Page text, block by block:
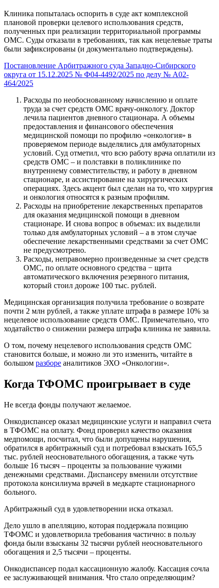
Клиника попыталась оспорить в суде акт комплексной
плановой проверки целевого использования средств,
полученных при реализации территориальной программы
ОМС. Суды отказали в требованиях, так как нецелевые траты
были зафиксированы (и документально подтверждены).
Постановление Арбитражного суда Западно-Сибирского
округа от 15.12.2025 № Ф04-4492/2025 по делу № А02-
464/2025
Расходы по необоснованному начислению и оплате
труда за счет средств ОМС врачу-онкологу. Доктор
лечила пациентов дневного стационара. А объемы
предоставления и финансового обеспечения
медицинской помощи по профилю «онкология» в
проверяемом периоде выделялись для амбулаторных
условий. Суд отметил, что всю работу врача оплатили из
средств ОМС – и полставки в поликлинике по
внутреннему совместительству, и работу в дневном
стационаре, и ассистирование на хирургических
операциях. Здесь акцент был сделан на то, что хирургия
и онкология относятся к разным профилям.
Расходы на приобретение лекарственных препаратов
для оказания медицинской помощи в дневном
стационаре. И снова вопрос в объемах: их выделили
только для амбулаторных условий – а в этом случае
обеспечение лекарственными средствами за счет ОМС
не предусмотрено.
Расходы, неправомерно произведенные за счет средств
ОМС, по оплате основного средства − щита
автоматического включения резервного питания,
который стоил дороже 100 тыс. рублей.
Медицинская организация получила требование о возврате
почти 2 млн рублей, а также уплате штрафа в размере 10% за
нецелевое использование средств ОМС. Примечательно, что
ходатайство о снижении размера штрафа клиника не заявила.
О том, почему нецелевого использования средств ОМС
становится больше, и можно ли это изменить, читайте в
большом разборе аналитиков ЭХО «Онкологии».
Когда ТФОМС проигрывает в суде
Не всегда фонды получают желаемое.
Онкодиспансер оказал медицинские услуги и направил счета
в ТФОМС на оплату. Фонд проверил качество оказания
медпомощи, посчитал, что были допущены нарушения,
обратился в арбитражный суд и потребовал взыскать 165,5
тыс. рублей неосновательного обогащения, а также чуть
больше 16 тысяч – проценты за пользование чужими
денежными средствами. Диспансеру вменили отсутствие
протокола консилиума врачей в медкарте стационарного
больного.
Арбитражный суд в удовлетворении иска отказал.
Дело ушло в апелляцию, которая поддержала позицию
ТФОМС и удовлетворила требования частично: в пользу
фонда были взысканы 32 тысячи рублей неосновательного
обогащения и 2,5 тысячи – проценты.
Онкодиспансер подал кассационную жалобу. Кассация сочла
ее заслуживающей внимания. Что стало определяющим?